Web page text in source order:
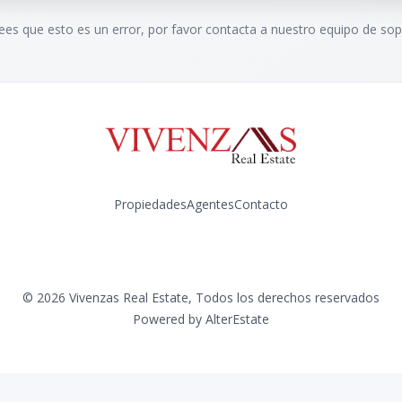
que esto es un error, por favor contacta a nuestro equipo de
PropiedadesAgentesContacto
© 2026 Vivenzas Real Estate, Todos los derechos reservados
Powered by AlterEstate